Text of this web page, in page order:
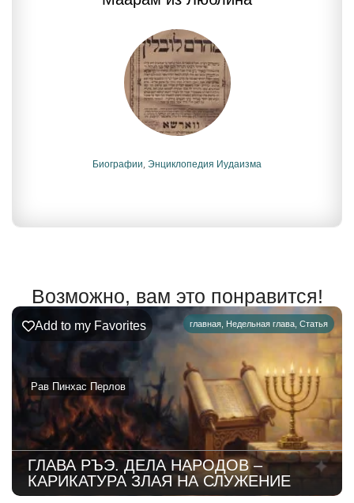
Биографии, Энциклопедия Иудаизма
Возможно, вам это понравится!
главная Недельная глава Статья
Рав Пинхас Перлов
Add to my Favorites
ГЛАВА РЪЭ. ДЕЛА НАРОДОВ –
КАРИКАТУРА ЗЛАЯ НА СЛУЖЕНИЕ